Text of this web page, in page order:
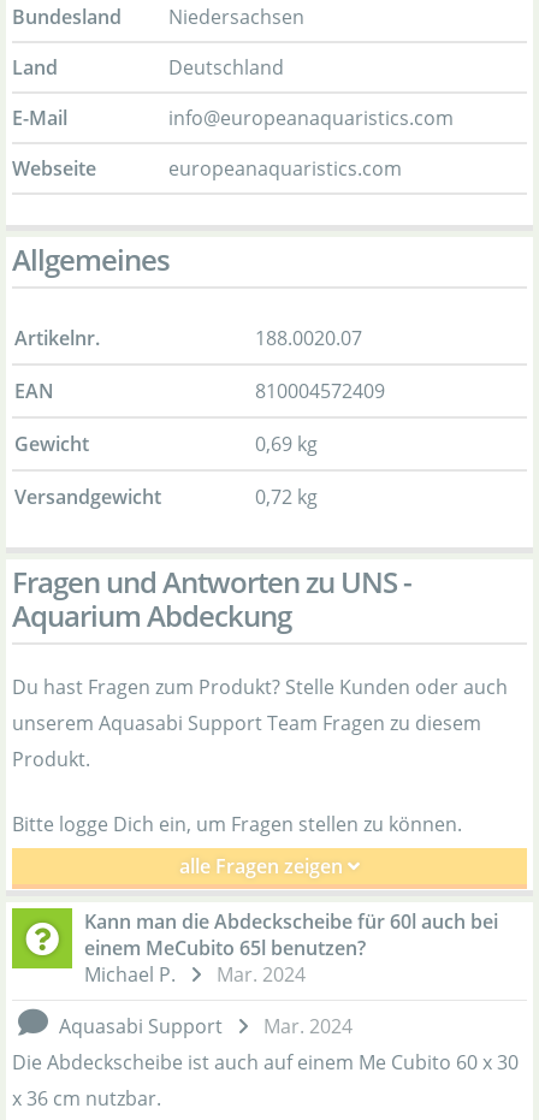
Bundesland
Niedersachsen
Land
Deutschland
E-Mail
info@europeanaquaristics.com
Webseite
europeanaquaristics.com
Allgemeines
Artikelnr.
188.0020.07
EAN
810004572409
Gewicht
0,69 kg
Versandgewicht
0,72 kg
Fragen und Antworten zu UNS -
Aquarium Abdeckung
Du hast Fragen zum Produkt? Stelle Kunden oder auch
unserem Aquasabi Support Team Fragen zu diesem
Produkt.
Bitte logge Dich ein, um Fragen stellen zu können.
alle Fragen zeigen
Kann man die Abdeckscheibe für 60l auch bei
einem MeCubito 65l benutzen?
Michael P.
Mar. 2024
Aquasabi Support
Mar. 2024
Die Abdeckscheibe ist auch auf einem Me Cubito 60 x 30
x 36 cm nutzbar.